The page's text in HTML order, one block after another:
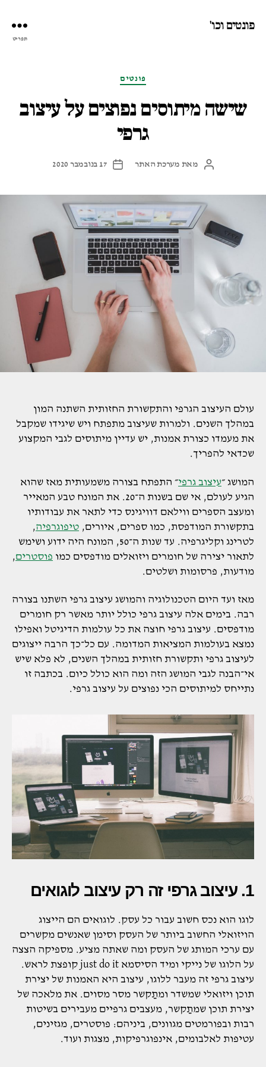
פונטים וכו'
תפריט
קטגוריותפונטים
שישה מיתוסים נפוצים על עיצוב
גרפי
המחבר
מאת מערכת האתר
תאריך
17 בנובמבר 2020
עולם העיצוב הגרפי והתקשורת החזותית השתנה המון
במהלך השנים. ולמרות שעיצוב מתפתח ויש שיגידו שמקבל
את מעמדו כצורת אמנות, יש עדיין מיתוסים לגבי המקצוע
שכדאי להפריך.
המושג ״עיצוב גרפי״ התפתח בצורה משמעותית מאז שהוא
הגיע לעולם, אי שם בשנות ה־20. את המונח טבע המאייר
ומעצב הספרים ווילאם דוויגינס כדי לתאר את עבודותיו
בתקשורת המודפסת, כמו ספרים, איורים, טיפוגרפיה,
לטרינג וקליגרפיה. עד שנות ה־50, המונח היה ידוע ושימש
לתאור יצירה של חומרים ויזואלים מודפסים כמו פוסטרים,
מודעות, פרסומות ושלטים.
מאז ועד היום הטכנולוגיה והמושג עיצוב גרפי השתנו בצורה
רבה. בימים אלה עיצוב גרפי כולל יותר מאשר רק חומרים
מודפסים. עיצוב גרפי חוצה את כל עולמות הדיגיטל ואפילו
נמצא בעולמות המציאות המדומה. עם כל־כך הרבה ייצוגים
לעיצוב גרפי ותקשורת חזותית במהלך השנים, לא פלא שיש
אי־הבנה לגבי המושג הזה ומה הוא כולל כיום. בכתבה זו
נתייחס למיתוסים הכי נפוצים על עיצוב גרפי.
1. עיצוב גרפי זה רק עיצוב לוגואים
לוגו הוא נכס חשוב עבור כל עסק. לוגואים הם הייצוג
הויזואלי החשוב ביותר של העסק וסימן שאנשים מקשרים
עם ערכי המותג של העסק ומה שאתה מציע. מספיקה הצצה
על הלוגו של נייקי ומיד הסיסמא just do it קופצת לראש.
עיצוב גרפי זה מעבר ללוגו, עיצוב היא האמנות של יצירת
תוכן ויזואלי שמשדר ומתַקשר מסר מסוים. את מלאכה של
יצירת תוכן שמתַקשר, מעצבים גרפיים מעבירים בשיטות
רבות ובפורמטים מגוונים, ביניהם: פוסטרים, מגזינים,
עטיפות לאלבומים, אינפוגרפיקות, מצגות ועוד.